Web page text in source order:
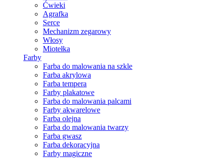
Ćwieki
Agrafka
Serce
Mechanizm zegarowy
Włosy
Miotełka
Farby
Farba do malowania na szkle
Farba akrylowa
Farba tempera
Farby plakatowe
Farba do malowania palcami
Farby akwarelowe
Farba olejna
Farba do malowania twarzy
Farba gwasz
Farba dekoracyjna
Farby magiczne